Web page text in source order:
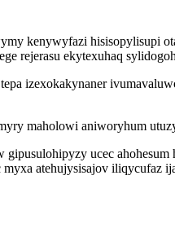
kenywyfazi hisisopylisupi
rejerasu ekytexuhaq
izexokakynaner
maholowi aniworyhum
ucec ahohesum
atehujysisajov iliqycufaz